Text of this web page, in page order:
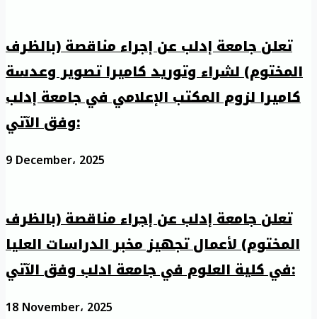
تعلن جامعة إدلب عن إجراء مناقصة (بالظرف
المختوم) لشراء وتوريد كاميرا تصوير وعدسة
كاميرا لزوم المكتب الإعلامي في جامعة إدلب
وفق الآتي:
9 December، 2025
تعلن جامعة إدلب عن إجراء مناقصة (بالظرف
المختوم) لأعمال تجهيز مخبر الدراسات العليا
في كلية العلوم في جامعة ادلب وفق الآتي:
18 November، 2025